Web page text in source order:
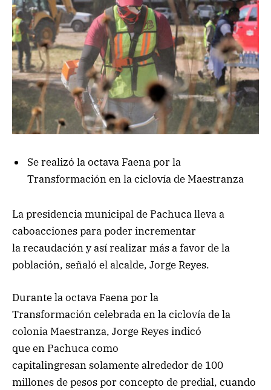
Se realizó la octava Faena por la
Transformación en la ciclovía de Maestranza
La presidencia municipal de Pachuca lleva a
caboacciones para poder incrementar
la recaudación y así realizar más a favor de la
población, señaló el alcalde, Jorge Reyes.
Durante la octava Faena por la
Transformación celebrada en la ciclovía de la
colonia Maestranza, Jorge Reyes indicó
que en Pachuca como
capitalingresan solamente alrededor de 100
millones de pesos por concepto de predial, cuando